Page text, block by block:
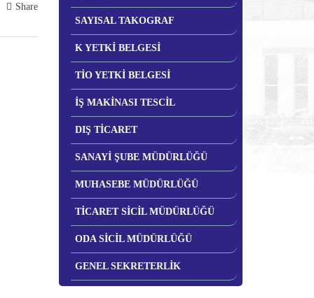
Share
SAYISAL TAKOGRAF
K YETKİ BELGESİ
TİO YETKİ BELGESİ
İŞ MAKİNASI TESCİL
DIŞ TİCARET
SANAYİ ŞUBE MÜDÜRLÜĞÜ
MUHASEBE MÜDÜRLÜĞÜ
TİCARET SİCİL MÜDÜRLÜĞÜ
ODA SİCİL MÜDÜRLÜĞÜ
GENEL SEKRETERLİK